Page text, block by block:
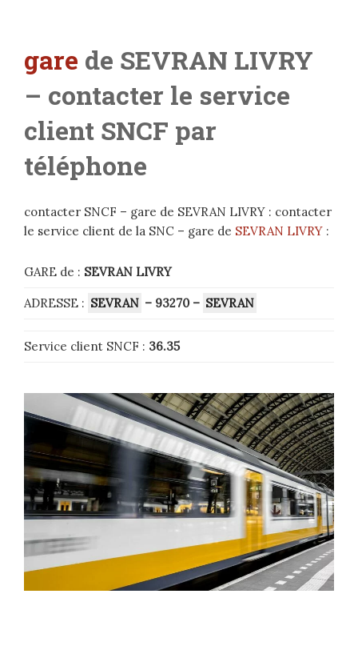
gare de SEVRAN LIVRY
– contacter le service
client SNCF par
téléphone
contacter SNCF – gare de SEVRAN LIVRY : contacter
le service client de la SNC – gare de SEVRAN LIVRY :
GARE de : SEVRAN LIVRY
ADRESSE : SEVRAN – 93270 – SEVRAN
Service client SNCF : 36.35